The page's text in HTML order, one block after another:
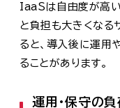
IaaSは自由度が高
と負担も大きくなる
ると、導入後に運用
ることがあります。
運用・保守の